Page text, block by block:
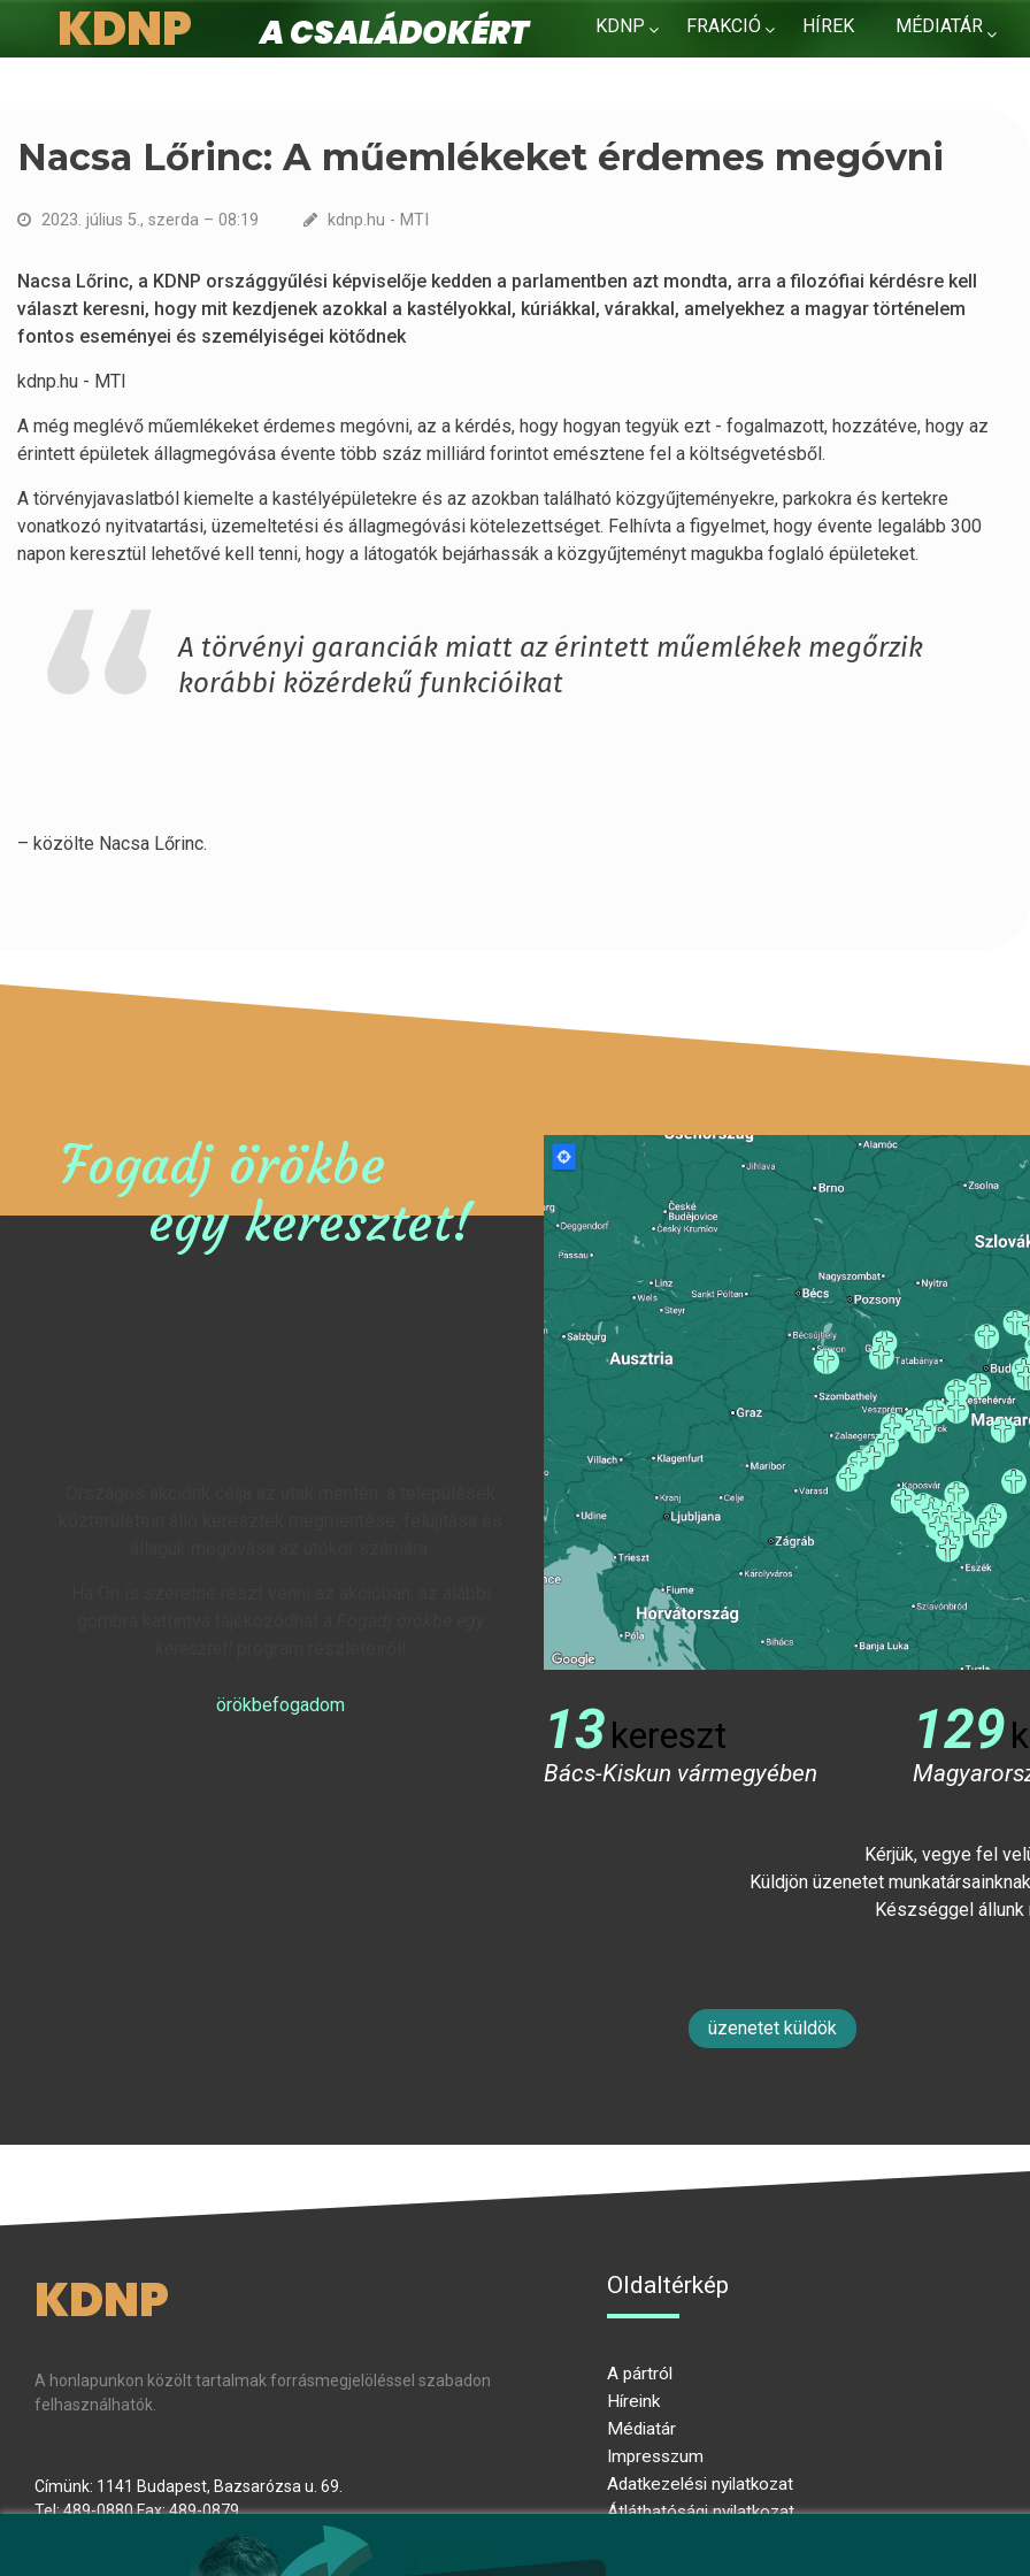
KDNP FRAKCIÓ HÍREK MÉDIATÁR
KDNP
A családokért.
Nacsa Lőrinc: A műemlékeket érdemes megóvni
2023. július 5., szerda – 08:19 kdnp.hu - MTI
Nacsa Lőrinc, a KDNP országgyűlési képviselője kedden a parlamentben azt mondta, arra a filozófiai kérdésre kell
választ keresni, hogy mit kezdjenek azokkal a kastélyokkal, kúriákkal, várakkal, amelyekhez a magyar történelem
fontos eseményei és személyiségei kötődnek
kdnp.hu - MTI
A még meglévő műemlékeket érdemes megóvni, az a kérdés, hogy hogyan tegyük ezt - fogalmazott, hozzátéve, hogy az
érintett épületek állagmegóvása évente több száz milliárd forintot emésztene fel a költségvetésből.
A törvényjavaslatból kiemelte a kastélyépületekre és az azokban található közgyűjteményekre, parkokra és kertekre
vonatkozó nyitvatartási, üzemeltetési és állagmegóvási kötelezettséget. Felhívta a figyelmet, hogy évente legalább 300
napon keresztül lehetővé kell tenni, hogy a látogatók bejárhassák a közgyűjteményt magukba foglaló épületeket.
A törvényi garanciák miatt az érintett műemlékek megőrzik
korábbi közérdekű funkcióikat
– közölte Nacsa Lőrinc.
Fogadj örökbe
egy keresztet!
örökbefogadom 13kereszt
Bács-Kiskun vármegyében
129
Kérjük, vegye fel
Küldjön üzenetet
Készséggel
üzenetet küldök
KDNP
A honlapunkon közölt tartalmak forrásmegjelöléssel szabadon
felhasználhatók.
Címünk: 1141 Budapest, Bazsarózsa u. 69.
Tel: 489-0880 Fax: 489-0879
hu(kdnp[at]kdnp[dot]hu)
Oldaltérkép
A pártról
Híreink
Médiatár
Impresszum
Adatkezelési nyilatkozat
Átláthatósági nyilatkozat